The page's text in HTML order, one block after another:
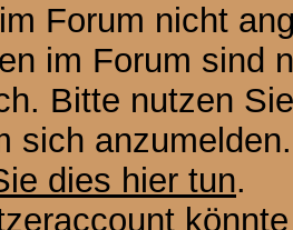
Forum nicht
im Forum sind
Bitte nutzen
sich
dies hier tun.